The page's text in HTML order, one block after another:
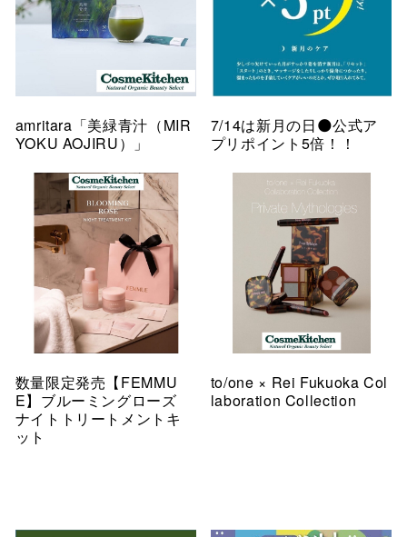
amritara「美緑青汁（MIR
YOKU AOJIRU）」
7/14は新月の日🌑公式ア
プリポイント5倍！！
数量限定発売【FEMMU
E】ブルーミングローズ
ナイトトリートメントキ
ット
to/one × Rei Fukuoka Col
laboration Collection